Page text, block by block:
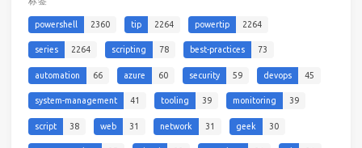
powershell 2360 tip 2264 powertip 2264
series 2264 scripting 78 best-practices 73
automation 66 azure 60 security 59 devops 45
system-management 41 tooling 39 monitoring 39
script 38 web 31 network 31 geek 30